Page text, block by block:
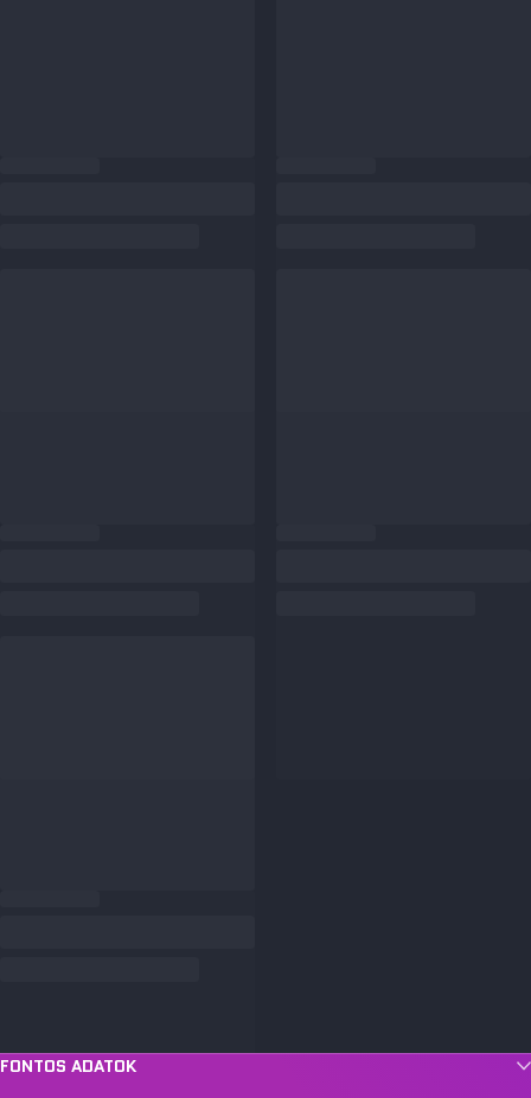
FONTOS ADATOK